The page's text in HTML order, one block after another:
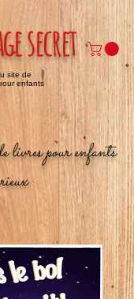
pour enfants
secret